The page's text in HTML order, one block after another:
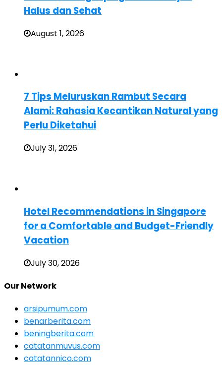
Halus dan Sehat
August 1, 2026
7 Tips Meluruskan Rambut Secara
Alami: Rahasia Kecantikan Natural yang
Perlu Diketahui
July 31, 2026
Hotel Recommendations in Singapore
for a Comfortable and Budget-Friendly
Vacation
July 30, 2026
Our Network
arsipumum.com
benarberita.com
beningberita.com
catatanmuvus.com
catatannico.com